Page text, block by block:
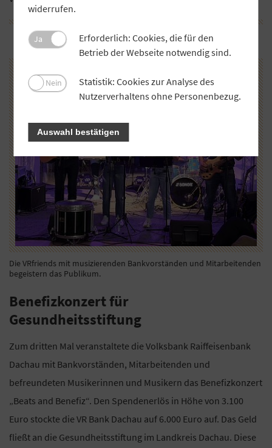
Die VRfriends mit musizierenden Bankvorständen und Mitarbeitenden
begeistern das Publikum.
Benefizkonzert für
Gesundheitsstiftung
Zum dritten Mal veranstaltete die Volksbank Raiffeisenbank
Dachau mit Bankvorständen, Mitarbeitenden und
befreundeten Musikerinnen und Musikern das Benefizkonzert
„Beats and Benefiz“. Den Spendenerlös in Höhe von 3.100
Euro stockte die VR Bank Dachau auf 6.000 Euro auf. Das Geld
fließt an die Gesundheitsstiftung im Landkreis Dachau. Diese
widerrufen.
Ja
Erforderlich: Cookies, die für den
Betrieb der Webseite notwendig sind.
Nein
Statistik: Cookies zur Analyse des
Nutzerverhaltens ohne Personenbezug.
Auswahl bestätigen